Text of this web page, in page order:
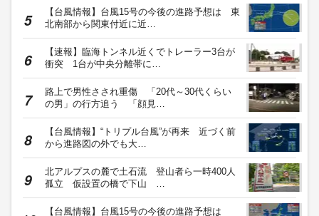
【台風情報】台風15号の今後の進路予想は 東
北南部から関東付近に近…
【速報】臨海トンネル近くでトレーラー3台が
衝突 1台が中央分離帯に…
路上で男性さされ重傷 「20代～30代くらい
の男」の行方追う 「顔見…
【台風情報】“トリプル台風”が再来 近づく前
から進路図の外でも大…
北アルプスの麓で土石流 登山者ら一時400人
孤立 仮設置の橋で下山 …
【台風情報】台風15号の今後の進路予想は